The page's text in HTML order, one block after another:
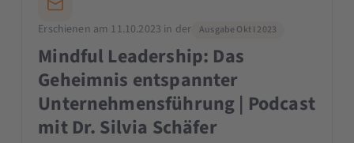
Erschienen am 11.10.2023 in der Ausgabe Okt I 2023
Mindful Leadership: Das
Geheimnis entspannter
Unternehmensführung | Podcast
mit Dr. Silvia Schäfer